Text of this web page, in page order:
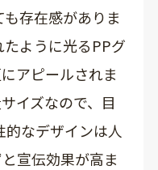
存在感がありま
ように光るPPグ
アピールされま
イズなので、目
なデザインは人
宣伝効果が高ま